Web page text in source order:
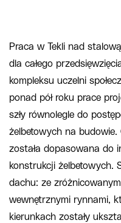
Praca w Tekli nad
dla całego
kompleksu uczelni
ponad pół roku prace
szły równolegle do
żelbetowych na budowie.
została dopasowana do
konstrukcji żelbetowych.
dachu: ze
wewnętrznymi rynnami,
kierunkach zostały